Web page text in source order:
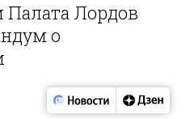
Палата Лордов
о